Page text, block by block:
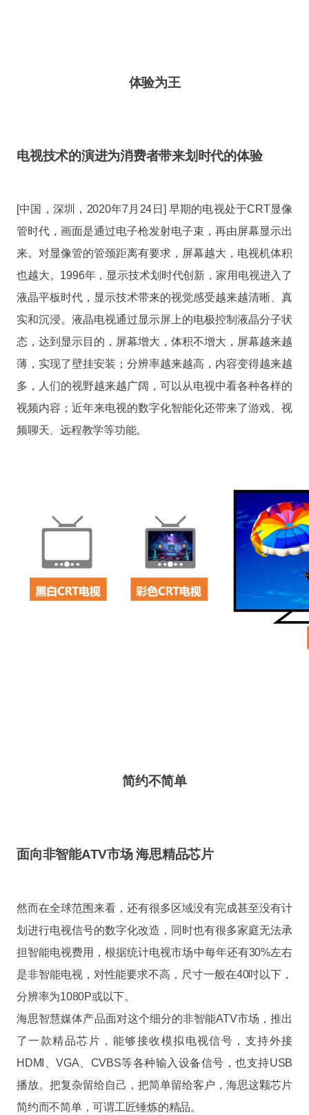
体验为王
电视技术的演进为消费者带来划时代的体验
[中国，深圳，2020年7月24日] 早期的电视处于CRT显像
管时代，画面是通过电子枪发射电子束，再由屏幕显示出
来。对显像管的管颈距离有要求，屏幕越大，电视机体积
也越大。1996年，显示技术划时代创新，家用电视进入了
液晶平板时代，显示技术带来的视觉感受越来越清晰、真
实和沉浸。液晶电视通过显示屏上的电极控制液晶分子状
态，达到显示目的，屏幕增大，体积不增大，屏幕越来越
薄，实现了壁挂安装；分辨率越来越高，内容变得越来越
多，人们的视野越来越广阔，可以从电视中看各种各样的
视频内容；近年来电视的数字化智能化还带来了游戏、视
频聊天、远程教学等功能。
简约不简单
面向非智能ATV市场 海思精品芯片
然而在全球范围来看，还有很多区域没有完成甚至没有计
划进行电视信号的数字化改造，同时也有很多家庭无法承
担智能电视费用，根据统计电视市场中每年还有30%左右
是非智能电视，对性能要求不高，尺寸一般在40吋以下，
分辨率为1080P或以下。
海思智慧媒体产品面对这个细分的非智能ATV市场，推出
了一款精品芯片，能够接收模拟电视信号，支持外接
HDMI、VGA、CVBS等各种输入设备信号，也支持USB
播放。把复杂留给自己，把简单留给客户，海思这颗芯片
简约而不简单，可谓工匠锤炼的精品。